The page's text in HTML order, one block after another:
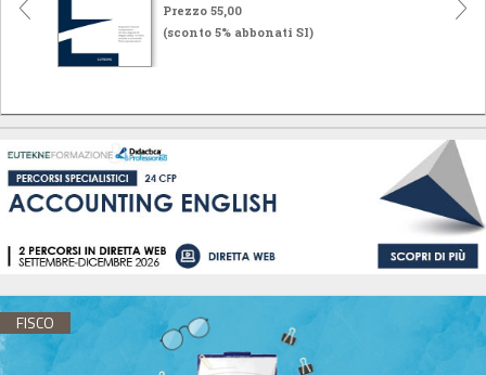
Prezzo 55,00
(sconto 5% abbonati SI)
FISCO